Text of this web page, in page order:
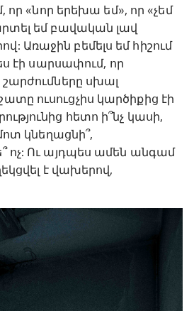
որ «նոր երեխա եմ», որ «չեմ
եմ բավական լավ
Առաջին բեմելս եմ հիշում
էի սարսափում, որ
սխալ
ուսուցչիս կարծիքից էի
հետո ի՞նչ կասի,
կնեղացնի՞,
ոչ: Ու այդպես ամեն անգամ
է վախերով,